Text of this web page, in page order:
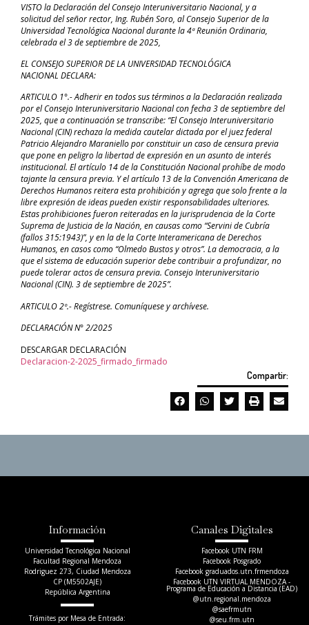
VISTO la Declaración del Consejo Interuniversitario Nacional, y a
solicitud del señor rector, Ing. Rubén Soro, al Consejo Superior de la
Universidad TecnológicaNacional durante la 4ª Reunión Ordinaria,
celebrada el 3 de septiembre de 2025,
EL CONSEJO SUPERIOR DE LA UNIVERSIDAD TECNOLÓGICA
NACIONAL DECLARA:
ARTICULO 1°.- Adherir en todos sus términos a la Declaración realizada
por el Consejo Interuniversitario Nacional con fecha 3 de septiembre del
2025, que a continuación se transcribe: “El Consejo Interuniversitario
Nacional (CIN) rechaza la medida cautelar dictada por el juez federal
Patricio Alejandro Maraniello por constituir un caso de censura previa
que pone en peligro la libertad de expresión en un asunto de interés
institucional. El artículo 14 de la Constitución Nacional prohíbe de modo
tajante la censura previa. Y el artículo 13 de la Convención Americana de
Derechos Humanos reitera esta prohibición y agrega que solo frente a la
libre expresión de ideas pueden existir responsabilidades ulteriores.
Estas prohibiciones fueron reiteradas en la jurisprudencia de la Corte
Suprema de Justicia de la Nación, en causas como “Servini de Cubría
(fallos 315:1943)”, y en la de la Corte Interamericana de Derechos
Humanos, en casos como “Olmedo Bustos y otros”. La democracia, a la
que el sistema de educación superior debe contribuir a profundizar, no
puede tolerar actos de censura previa. Consejo Interuniversitario
Nacional (CIN). 3 de septiembre de 2025”.
ARTICULO 2º.- Regístrese. Comuníquese y archívese.
DECLARACIÓN N° 2/2025
DESCARGAR DECLARACIÓN
Declaracion-2-2025_firmado_firmado
Compartir:
Información
Universidad Tecnológica Nacional
Facultad Regional Mendoza
Rodriguez 273, Ciudad Mendoza
CP (M5502AJE)
República Argentina
Trámites por Mesa de Entrada:
Canales Digitales
Facebook UTN FRM
Facebook Posgrado
Facebook graduados.utn.frmendoza
Facebook UTN VIRTUAL MENDOZA -
Programa de Educación a Distancia (EAD)
@utn.regional.mendoza
@saefrmutn
@seu.frm.utn